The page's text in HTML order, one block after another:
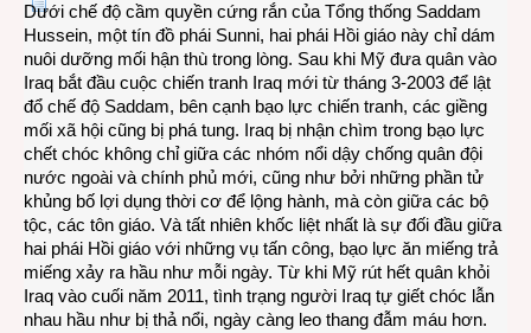
Dưới chế độ cầm quyền cứng rắn của Tổng thống Saddam
Hussein, một tín đồ phái Sunni, hai phái Hồi giáo này chỉ dám
nuôi dưỡng mối hận thù trong lòng. Sau khi Mỹ đưa quân vào
Iraq bắt đầu cuộc chiến tranh Iraq mới từ tháng 3-2003 để lật
đổ chế độ Saddam, bên cạnh bạo lực chiến tranh, các giềng
mối xã hội cũng bị phá tung. Iraq bị nhận chìm trong bạo lực
chết chóc không chỉ giữa các nhóm nổi dậy chống quân đội
nước ngoài và chính phủ mới, cũng như bởi những phần tử
khủng bố lợi dụng thời cơ để lộng hành, mà còn giữa các bộ
tộc, các tôn giáo. Và tất nhiên khốc liệt nhất là sự đối đầu giữa
hai phái Hồi giáo với những vụ tấn công, bạo lực ăn miếng trả
miếng xảy ra hầu như mỗi ngày. Từ khi Mỹ rút hết quân khỏi
Iraq vào cuối năm 2011, tình trạng người Iraq tự giết chóc lẫn
nhau hầu như bị thả nổi, ngày càng leo thang đẫm máu hơn.